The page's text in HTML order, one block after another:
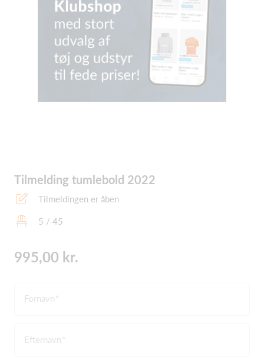
Tilmelding tumlebold 2022
Tilmeldingen er åben
5 / 45
995,00 kr.
Fornavn
Efternavn